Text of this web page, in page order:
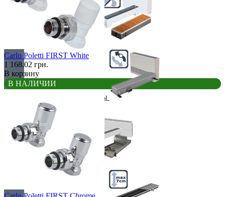
Без вентилятора
Климаконвекторы
Недорогие
Carlo Poletti FIRST White
1 168.02 грн.
В корзину
В НАЛИЧИИ